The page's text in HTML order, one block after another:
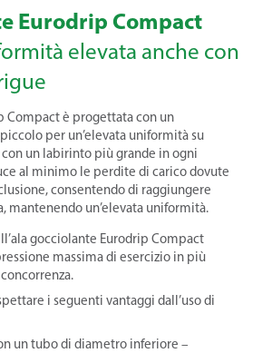
Eurodrip Compact
elevata anche con
Compact è progettata con un
per un’elevata uniformità su
un labirinto più grande in ogni
al minimo le perdite di carico dovute
consentendo di raggiungere
mantenendo un’elevata uniformità.
gocciolante Eurodrip Compact
massima di esercizio in più
i seguenti vantaggi dall’uso di
un tubo di diametro inferiore –